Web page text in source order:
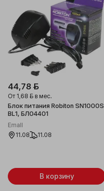
44,78 ƃ
От 1,68 ƃ в мес.
Блок питания Robiton SN1000S
BL1, БЛ04401
Emall
11.08
11.08
В корзину